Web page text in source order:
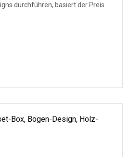
Box, Bogen-Design, Holz-